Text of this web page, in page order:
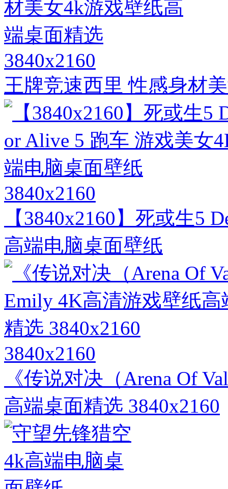
3840x2160
王牌竞速西里 性感身材
3840x2160
【3840x2160】死或生5
高端电脑桌面壁纸
3840x2160
《传说对决（Arena Of
高端桌面精选 3840x2160